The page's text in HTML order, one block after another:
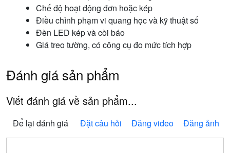
Chế độ hoạt động đơn hoặc kép
Điều chỉnh phạm vi quang học và kỹ thuật số
Đèn LED kép và còi báo
Giá treo tường, có công cụ đo mức tích hợp
Đánh giá sản phẩm
Viết đánh giá về sản phẩm...
Để lại đánh giá Đặt câu hỏi Đăng video Đăng ảnh